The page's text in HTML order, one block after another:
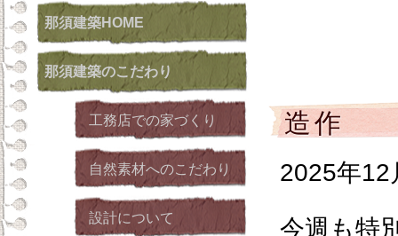
那須建築HOME
那須建築のこだわり
工務店での家づくり
自然素材へのこだわり
設計について
造作
2025年12
今週も特